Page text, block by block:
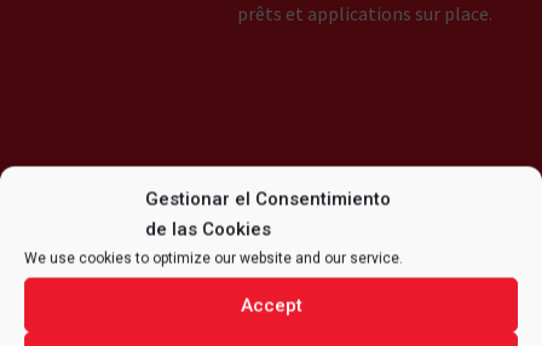
Gestionar el Consentimiento
de las Cookies
We use cookies to optimize our website and our service.
Accept
prêts et applications sur place.